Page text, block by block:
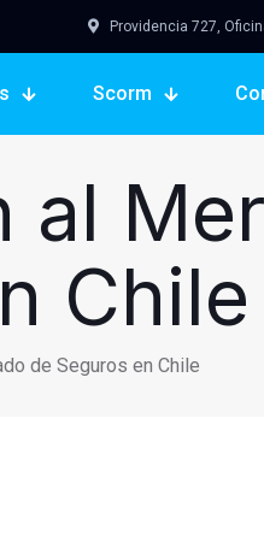
Providencia 727,
Scorm
al
Chile
de Seguros en Chile